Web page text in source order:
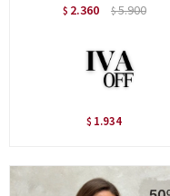
$ 2.360 $5.900
$ 1.934